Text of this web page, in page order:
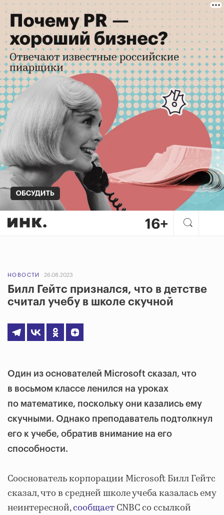
НОВОСТИ 26.08.2023
Билл Гейтс признался, что в детстве
считал учебу в школе скучной
Один из основателей Microsoft сказал, что
в восьмом классе ленился на уроках
по математике, поскольку они казались ему
скучными. Однако преподаватель подтолкнул
его к учебе, обратив внимание на его
способности.
Сооснователь корпорации Microsoft Билл Гейтс
сказал, что в средней школе учеба казалась ему
неинтересной,сообщаетCNBC со ссылкой